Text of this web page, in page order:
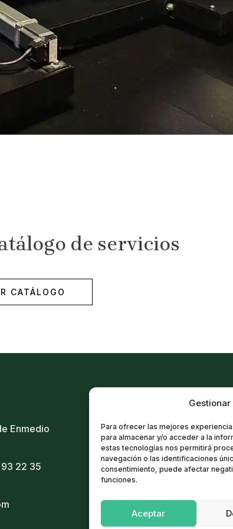
Para ofrecer las mejores
para almacenar y/o acceder a la
estas tecnologías nos permitirá
navegación o las identificaciones
consentimiento, puede afectar
funciones.
Aceptar
de servicios
CATÁLOGO
Enmedio
93 22 35
Política de cookies
Aviso Legal
Política de
Términos y